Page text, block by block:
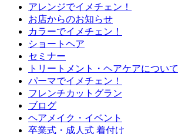
アレンジでイメチェン！
お店からのお知らせ
カラーでイメチェン！
ショートヘア
セミナー
トリートメント・ヘアケアについて
パーマでイメチェン！
フレンチカットグラン
ブログ
ヘアメイク・イベント
卒業式・成人式 着付け